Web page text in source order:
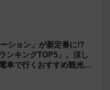
ション」が新定番に!?
ンキングTOP5」。涼し
車で行くおすすめ観光情